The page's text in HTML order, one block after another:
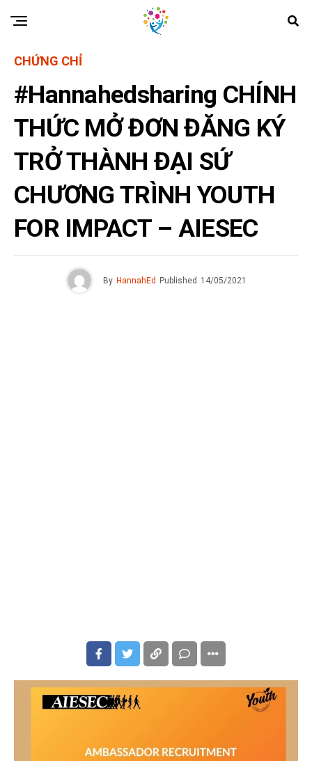
CHỨNG CHỈ
#Hannahedsharing CHÍNH
THỨC MỞ ĐƠN ĐĂNG KÝ
TRỞ THÀNH ĐẠI SỨ
CHƯƠNG TRÌNH YOUTH
FOR IMPACT – AIESEC
By HannahEd Published 14/05/2021